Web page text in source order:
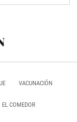
VACUNACIÓN
EL COMEDOR